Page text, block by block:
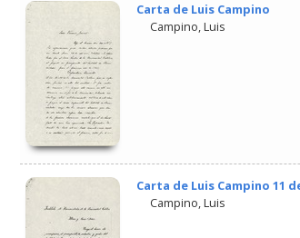
Carta de Luis Campino
Campino, Luis
Carta de Luis Campino 11
Campino, Luis